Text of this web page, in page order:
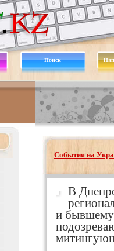
Поиск
События на
В
и бывшему